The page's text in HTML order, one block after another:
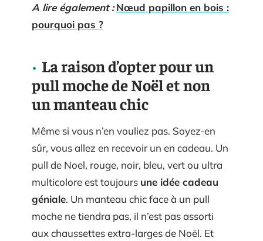
A lire également : Nœud papillon en bois :
pourquoi pas ?
La raison d’opter pour un
pull moche de Noël et non
un manteau chic
Même si vous n’en vouliez pas. Soyez-en
sûr, vous allez en recevoir un en cadeau. Un
pull de Noel, rouge, noir, bleu, vert ou ultra
multicolore est toujours une idée cadeau
géniale. Un manteau chic face à un pull
moche ne tiendra pas, il n’est pas assorti
aux chaussettes extra-larges de Noël. Et